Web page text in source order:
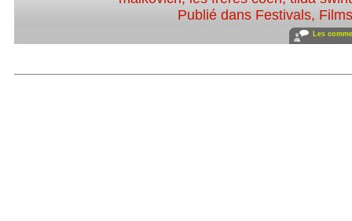
Publié dans Festivals,
Les